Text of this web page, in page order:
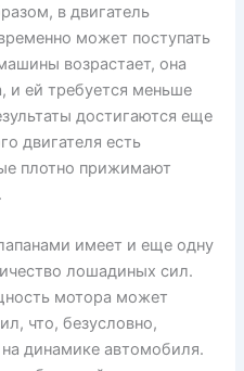
в двигатель
может поступать
возрастает, она
и ей требуется меньше
достигаются еще
двигателя есть
плотно прижимают
имеет и еще одну
лошадиных сил.
мотора может
что, безусловно,
динамике автомобиля.